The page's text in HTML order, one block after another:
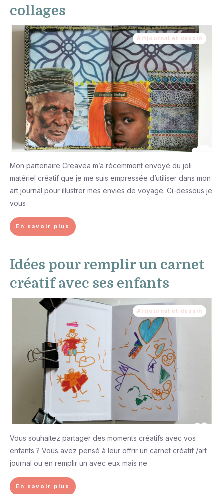
collages
Artjournal et dessin
Mon partenaire Creavea m’a récemment envoyé du joli
matériel créatif que je me suis empressée d’utiliser dans mon
art journal pour illustrer mes envies de voyage. Ci-dessous je
vous
En savoir plus
Idées pour remplir un carnet
créatif avec ses enfants
Artjournal et dessin
Vous souhaitez partager des moments créatifs avec vos
enfants ? Vous avez pensé à leur offrir un carnet créatif /art
journal ou en remplir un avec eux mais ne
En savoir plus